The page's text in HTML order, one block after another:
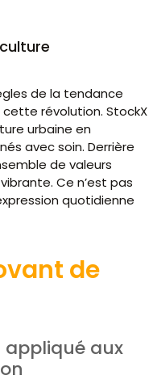
de la tendance
révolution. StockX
urbaine en
avec soin. Derrière
de valeurs
Ce n’est pas
quotidienne
de
appliqué aux